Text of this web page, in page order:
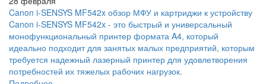
Canon i-SENSYS MF542x обзор МФУ и картриджи к устройству
Canon i-SENSYS MF542x - это быстрый и универсальный
монофункциональный принтер формата A4, который
идеально подходит для занятых малых предприятий, которым
требуется надежный лазерный принтер для удовлетворения
потребностей их тяжелых рабочих нагрузок.